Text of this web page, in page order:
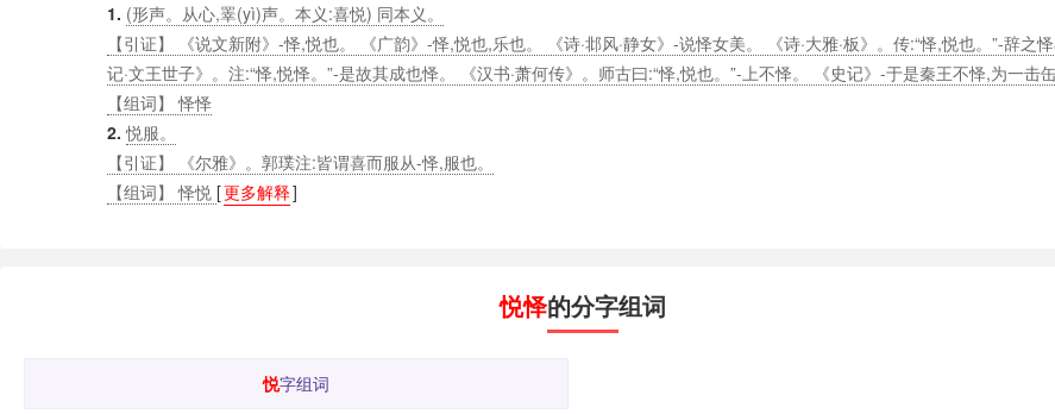
1. (形声。从心,睪(yì)声。本义:喜悦) 同本义。
【引证】 《说文新附》-怿,悦也。 《广韵》-怿,悦也,乐也。 《诗·邶风·静女》-说怿女美。 《诗·大雅·板》。传:“怿,悦也。”-辞之
记·文王世子》。注:“怿,悦怿。”-是故其成也怿。 《汉书·萧何传》。师古曰:“怿,悦也。”-上不怿。 《史记》-于是秦王不怿,为一击缶
【组词】 怿怿
2. 悦服。
【引证】 《尔雅》。郭璞注:皆谓喜而服从-怿,服也。
【组词】 怿悦 [更多解释]
悦怿的分字组词
悦字组词